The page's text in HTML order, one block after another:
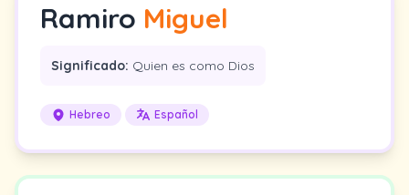
Ramiro Miguel
Significado: Quien es como Dios
Hebreo Español